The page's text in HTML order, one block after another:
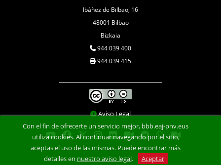
Ibáñez de Bilbao, 16
48001 Bilbao
Bizkaia
944 039 400
944 039 415
Aviso Legal
Con el fin de ofrecerte un servicio mejor, bbb.eaj-pnv.eus
utiliza cookies. Al continuar navegando por el sitio,
aceptas el uso de las mismas. Puede encontrar más
detalles en nuestro aviso legal. Aceptar